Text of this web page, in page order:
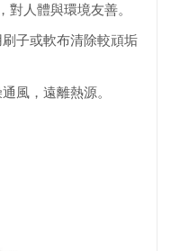
對人體與環境友善。
子或軟布清除較頑垢
風，遠離熱源。